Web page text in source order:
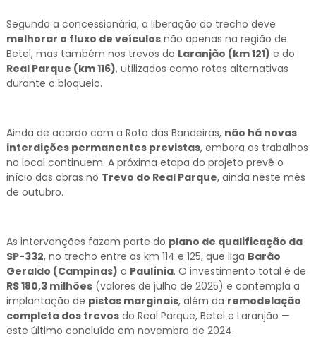
Segundo a concessionária, a liberação do trecho deve
melhorar o fluxo de veículosnão apenas na região de
Betel, mas também nos trevos do Laranjão (km 121) e do
Real Parque (km 116), utilizados como rotas alternativas
durante o bloqueio.
Ainda de acordo com a Rota das Bandeiras, não há novas
interdições permanentes previstas, embora os trabalhos
no local continuem. A próxima etapa do projeto prevê o
início das obras no Trevo do Real Parque, ainda neste mês
de outubro.
As intervenções fazem parte do plano de qualificação da
SP-332, no trecho entre os km 114 e 125, que liga Barão
Geraldo (Campinas) a Paulínia. O investimento total é de
R$ 180,3 milhões(valores de julho de 2025) e contempla a
implantação de pistas marginais, além da remodelação
completa dos trevosdo Real Parque, Betel e Laranjão —
este último concluído em novembro de 2024.